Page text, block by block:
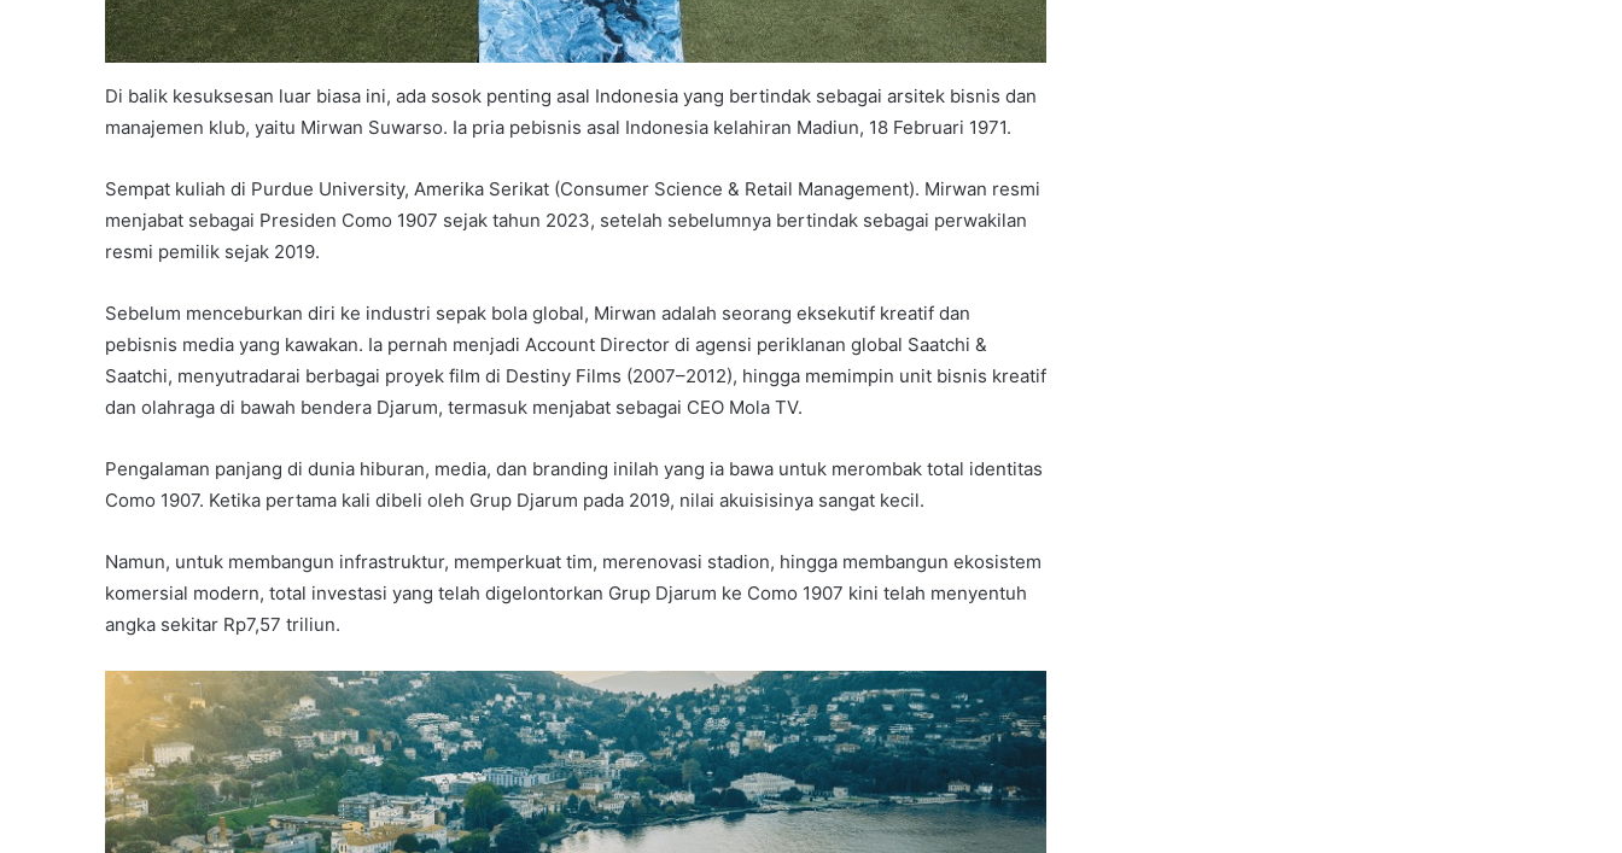
Di balik kesuksesan luar biasa ini, ada sosok penting asal Indonesia yang bertindak sebagai arsitek bisnis dan
manajemen klub, yaitu Mirwan Suwarso. Ia pria pebisnis asal Indonesia kelahiran Madiun, 18 Februari 1971.
Sempat kuliah di Purdue University, Amerika Serikat (Consumer Science & Retail Management). Mirwan resmi
menjabat sebagai Presiden Como 1907 sejak tahun 2023, setelah sebelumnya bertindak sebagai perwakilan
resmi pemilik sejak 2019.
Sebelum menceburkan diri ke industri sepak bola global, Mirwan adalah seorang eksekutif kreatif dan
pebisnis media yang kawakan. Ia pernah menjadi Account Director di agensi periklanan global Saatchi &
Saatchi, menyutradarai berbagai proyek film di Destiny Films (2007–2012), hingga memimpin unit bisnis kreatif
dan olahraga di bawah bendera Djarum, termasuk menjabat sebagai CEO Mola TV.
Pengalaman panjang di dunia hiburan, media, dan branding inilah yang ia bawa untuk merombak total identitas
Como 1907. Ketika pertama kali dibeli oleh Grup Djarum pada 2019, nilai akuisisinya sangat kecil.
Namun, untuk membangun infrastruktur, memperkuat tim, merenovasi stadion, hingga membangun ekosistem
komersial modern, total investasi yang telah digelontorkan Grup Djarum ke Como 1907 kini telah menyentuh
angka sekitar Rp7,57 triliun.